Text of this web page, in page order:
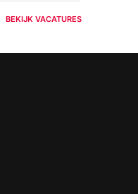
BEKIJK VACATURES